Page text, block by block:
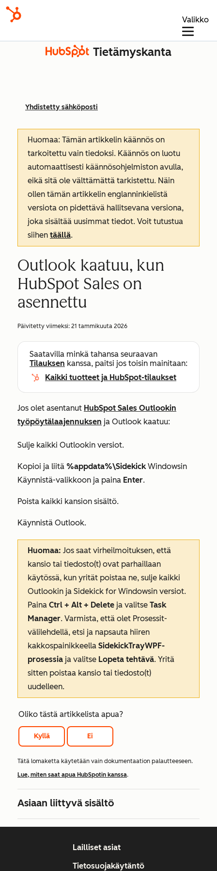
Valikko
Tietämyskanta
Yhdistetty sähköposti
Huomaa: Tämän artikkelin käännös on
tarkoitettu vain tiedoksi. Käännös on luotu
automaattisesti käännösohjelmiston avulla,
eikä sitä ole välttämättä tarkistettu. Näin
ollen tämän artikkelin englanninkielistä
versiota on pidettävä hallitsevana versiona,
joka sisältää uusimmat tiedot. Voit tutustua
siihen täällä.
Outlook kaatuu, kun
HubSpot Sales on
asennettu
Päivitetty viimeksi: 21 tammikuuta 2026
Saatavilla minkä tahansa seuraavan
Tilauksen kanssa, paitsi jos toisin mainitaan:
Kaikki tuotteet ja HubSpot-tilaukset
Jos olet asentanut HubSpot Sales Outlookin
työpöytälaajennuksen ja Outlook kaatuu:
Sulje kaikki Outlookin versiot.
Kopioi ja liitä %appdata%\SidekickWindowsin
Käynnistä-valikkoon ja paina Enter.
Poista kaikki kansion sisältö.
Käynnistä Outlook.
Huomaa: Jos saat virheilmoituksen, että
kansio tai tiedosto(t) ovat parhaillaan
käytössä, kun yrität poistaa ne, sulje kaikki
Outlookin ja Sidekick for Windowsin versiot.
Paina Ctrl + Alt + Delete ja valitse Task
Manager. Varmista, että olet Prosessit-
välilehdellä, etsi ja napsauta hiiren
kakkospainikkeella SidekickTrayWPF-
prosessia ja valitse Lopeta tehtävä. Yritä
sitten poistaa kansio tai tiedosto(t)
uudelleen.
Oliko tästä artikkelista apua?
Kyllä Ei
Tätä lomaketta käytetään vain dokumentaation palautteeseen.
Lue, miten saat apua HubSpotin kanssa.
Asiaan liittyvä sisältö
Lailliset asiat
Tietosuojakäytäntö